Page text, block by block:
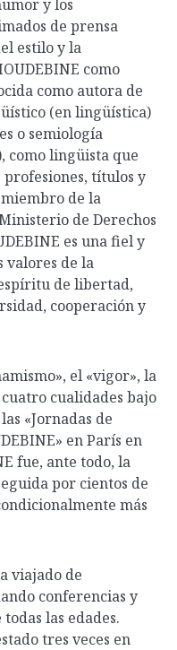
y los
de prensa
estilo y la
como
como autora de
(en lingüística)
o semiología
como lingüista que
títulos y
de la
de Derechos
es una fiel y
valores de la
de libertad,
cooperación y
el «vigor», la
cualidades bajo
«Jornadas de
en París en
fue, ante todo, la
por cientos de
más
viajado de
conferencias y
las edades.
tres veces en